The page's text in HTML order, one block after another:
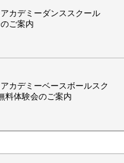
カデミーダンススクール
ご案内
カデミーベースボールスク
体験会のご案内